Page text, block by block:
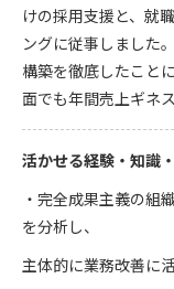
けの採用支援と、就
ングに従事しました
構築を徹底したこと
面でも年間売上ギネ
活かせる経験・知識
・完全成果主義の組
を分析し、
主体的に業務改善に